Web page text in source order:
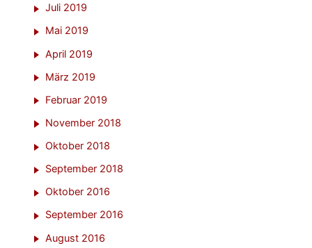
Juli 2019
Mai 2019
April 2019
März 2019
Februar 2019
November 2018
Oktober 2018
September 2018
Oktober 2016
September 2016
August 2016